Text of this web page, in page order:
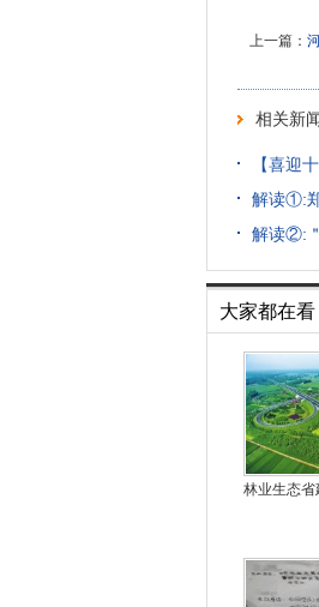
上一篇：
相关新
【喜迎
解读①:
解读②:
大家都在看
林业生态